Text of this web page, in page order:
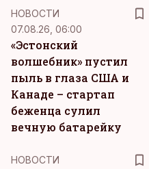
НОВОСТИ
07.08.26, 06:00
«Эстонский
волшебник» пустил
пыль в глаза США и
Канаде – стартап
беженца сулил
вечную батарейку
НОВОСТИ